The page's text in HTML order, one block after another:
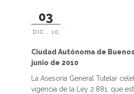
03
DIC , 10
Ciudad Autónoma de
junio de 2010
La Asesoría General Tutelar
vigencia de la Ley 2.881, que